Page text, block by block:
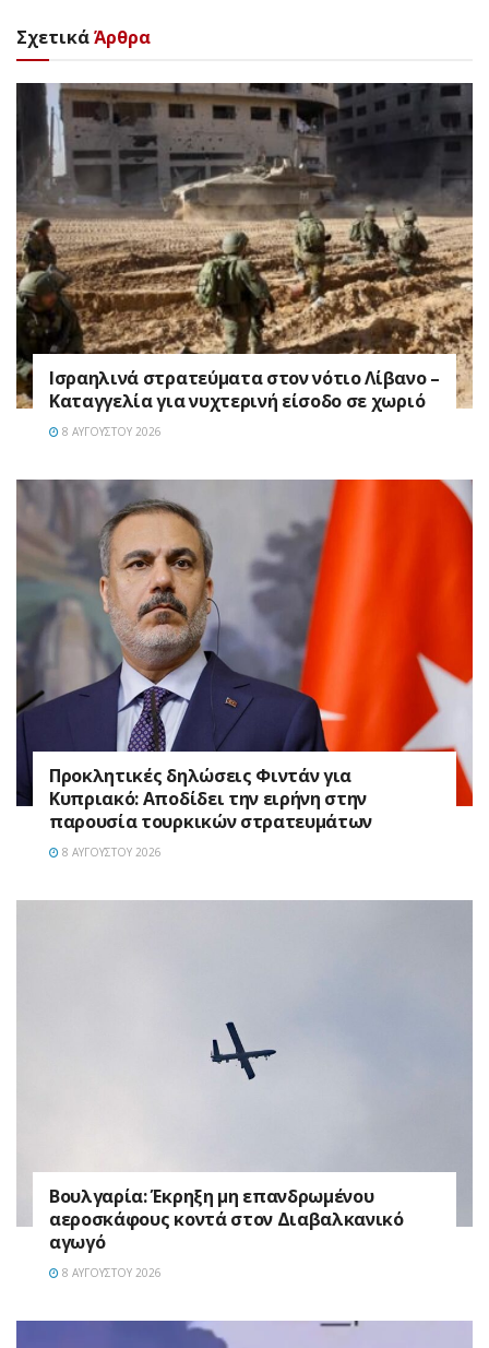
ΣχετικάΆρθρα
Ισραηλινά στρατεύματα στον νότιο Λίβανο –
Καταγγελία για νυχτερινή είσοδο σε χωριό
8 ΑΥΓΟΎΣΤΟΥ 2026
Προκλητικές δηλώσεις Φιντάν για
Κυπριακό: Αποδίδει την ειρήνη στην
παρουσία τουρκικών στρατευμάτων
8 ΑΥΓΟΎΣΤΟΥ 2026
Βουλγαρία: Έκρηξη μη επανδρωμένου
αεροσκάφους κοντά στον Διαβαλκανικό
αγωγό
8 ΑΥΓΟΎΣΤΟΥ 2026